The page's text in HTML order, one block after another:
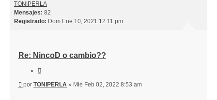
TONIPERLA
Mensajes: 82
Registrado: Dom Ene 10, 2021 12:11 pm
Re: NincoD o cambio??
Mensaje
por TONIPERLA » Mié Feb 02, 2022 8:53 am